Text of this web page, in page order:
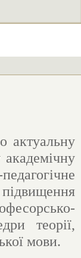
актуальну
теорії,
мови.